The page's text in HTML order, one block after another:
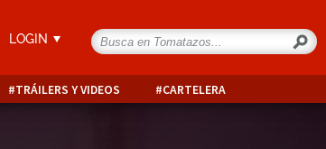
LOGIN
TRÁILERS Y VIDEOS CARTELERA